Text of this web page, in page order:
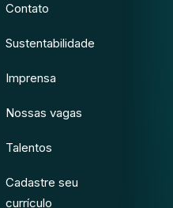
Contato
Sustentabilidade
Imprensa
Nossas vagas
Talentos
Cadastre seu
currículo